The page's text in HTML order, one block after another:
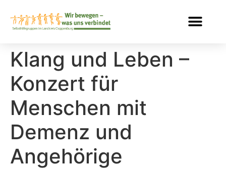
Klang und Leben –
Konzert für
Menschen mit
Demenz und
Angehörige